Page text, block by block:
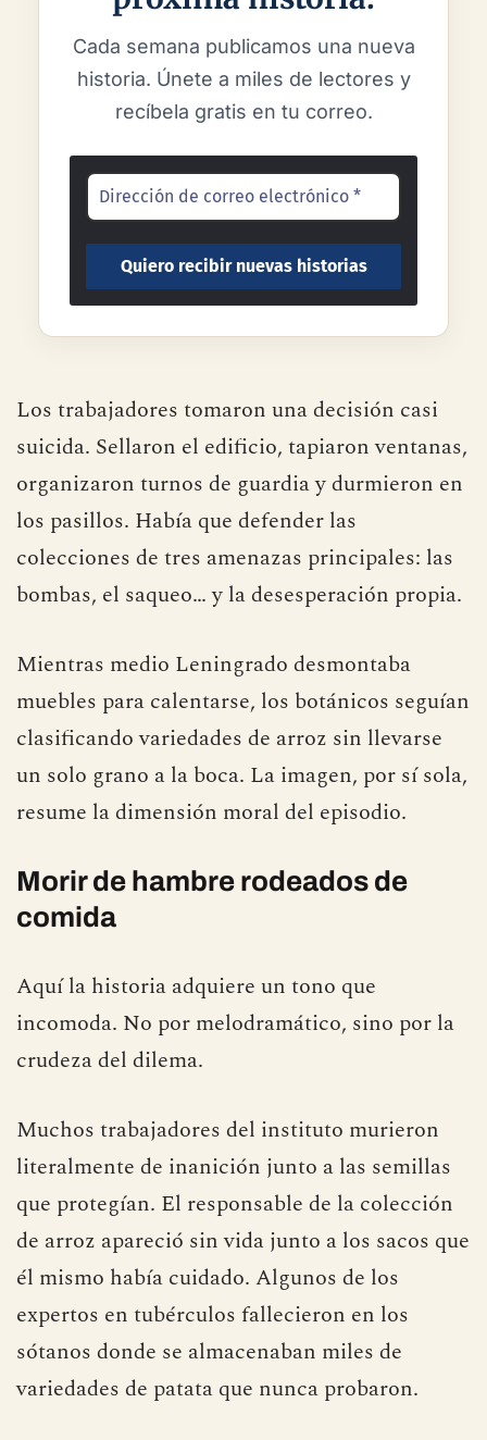
Cada semana publicamos una nueva
historia. Únete a miles de lectores y
recíbela gratis en tu correo.
Los trabajadores tomaron una decisión casi
suicida. Sellaron el edificio, tapiaron ventanas,
organizaron turnos de guardia y durmieron en
los pasillos. Había que defender las
colecciones de tres amenazas principales: las
bombas, el saqueo… y la desesperación propia.
Mientras medio Leningrado desmontaba
muebles para calentarse, los botánicos seguían
clasificando variedades de arroz sin llevarse
un solo grano a la boca. La imagen, por sí sola,
resume la dimensión moral del episodio.
Morir de hambre rodeados de
comida
Aquí la historia adquiere un tono que
incomoda. No por melodramático, sino por la
crudeza del dilema.
Muchos trabajadores del instituto murieron
literalmente de inanición junto a las semillas
que protegían. El responsable de la colección
de arroz apareció sin vida junto a los sacos que
él mismo había cuidado. Algunos de los
expertos en tubérculos fallecieron en los
sótanos donde se almacenaban miles de
variedades de patata que nunca probaron.